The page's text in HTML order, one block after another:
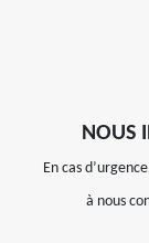
NOUS
En cas
à nous